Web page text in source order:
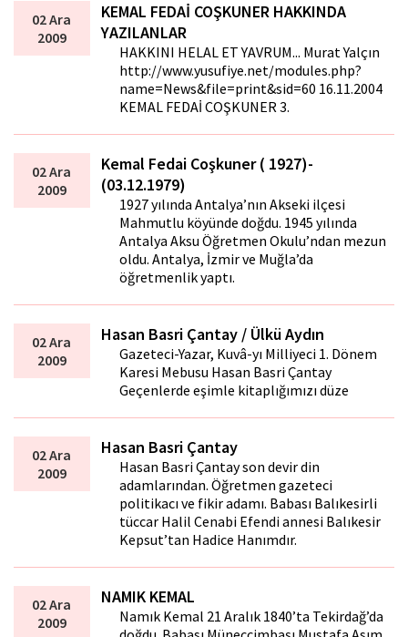
02 Ara
2009
KEMAL FEDAİ COŞKUNER HAKKINDA
YAZILANLAR
HAKKINI HELAL ET YAVRUM... Murat Yalçın
http://www.yusufiye.net/modules.php?
name=News&file=print&sid=60 16.11.2004
KEMAL FEDAİ COŞKUNER 3.
02 Ara
2009
Kemal Fedai Coşkuner ( 1927)-
(03.12.1979)
1927 yılında Antalya’nın Akseki ilçesi
Mahmutlu köyünde doğdu. 1945 yılında
Antalya Aksu Öğretmen Okulu’ndan mezun
oldu. Antalya, İzmir ve Muğla’da
öğretmenlik yaptı.
02 Ara
2009
Hasan Basri Çantay / Ülkü Aydın
Gazeteci-Yazar, Kuvâ-yı Milliyeci 1. Dönem
Karesi Mebusu Hasan Basri Çantay
Geçenlerde eşimle kitaplığımızı düze
02 Ara
2009
Hasan Basri Çantay
Hasan Basri Çantay son devir din
adamlarından. Öğretmen gazeteci
politikacı ve fikir adamı. Babası Balıkesirli
tüccar Halil Cenabi Efendi annesi Balıkesir
Kepsut’tan Hadice Hanımdır.
02 Ara
2009
NAMIK KEMAL
Namık Kemal 21 Aralık 1840’ta Tekirdağ’da